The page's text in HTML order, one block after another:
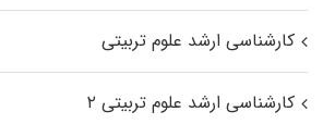
کارشناسی ارشد علوم تربیتی
کارشناسی ارشد علوم تربیتی ۲